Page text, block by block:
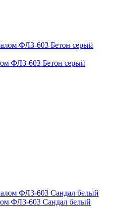
ФЛЗ-603 Бетон серый
ФЛЗ-603 Сандал белый